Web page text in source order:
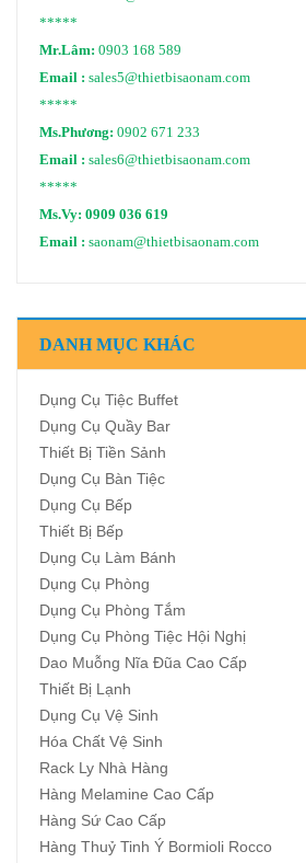
*****
Mr.Lâm: 0903 168 589
Email : sales5@thietbisaonam.com
*****
Ms.Phương: 0902 671 233
Email : sales6@thietbisaonam.com
*****
Ms.Vy: 0909 036 619
Email : saonam@thietbisaonam.com
DANH MỤC KHÁC
Dụng Cụ Tiệc Buffet
Dụng Cụ Quầy Bar
Thiết Bị Tiền Sảnh
Dụng Cụ Bàn Tiệc
Dụng Cụ Bếp
Thiết Bị Bếp
Dụng Cụ Làm Bánh
Dụng Cụ Phòng
Dụng Cụ Phòng Tắm
Dụng Cụ Phòng Tiệc Hội Nghị
Dao Muỗng Nĩa Đũa Cao Cấp
Thiết Bị Lạnh
Dụng Cụ Vệ Sinh
Hóa Chất Vệ Sinh
Rack Ly Nhà Hàng
Hàng Melamine Cao Cấp
Hàng Sứ Cao Cấp
Hàng Thuỷ Tinh Ý Bormioli Rocco